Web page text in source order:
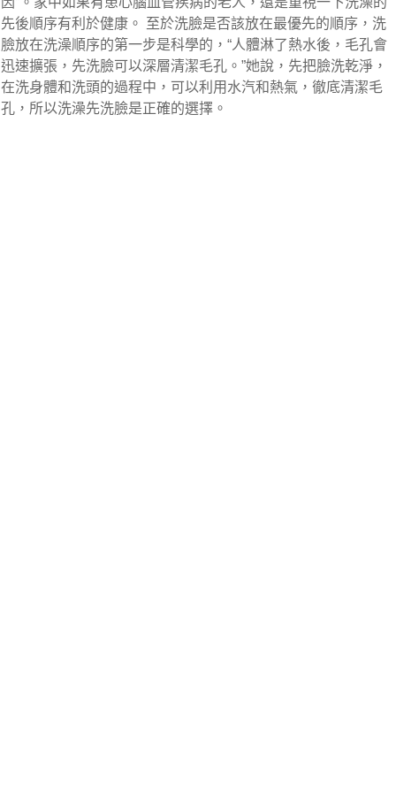
先後順序有利於健康。 至於洗臉是否該放在最優先的順序，洗
臉放在洗澡順序的第一步是科學的，“人體淋了熱水後，毛孔會
迅速擴張，先洗臉可以深層清潔毛孔。”她說，先把臉洗乾淨，
在洗身體和洗頭的過程中，可以利用水汽和熱氣，徹底清潔毛
孔，所以洗澡先洗臉是正確的選擇。